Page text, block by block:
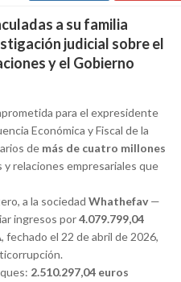
a su familia
judicial sobre el
y el Gobierno
para el expresidente
Económica y Fiscal de la
de más de cuatro millones
relaciones empresariales que
a la sociedad Whathefav—
ingresos por4.079.799,04
, fechado el 22 de abril de 2026,
2.510.297,04 euros